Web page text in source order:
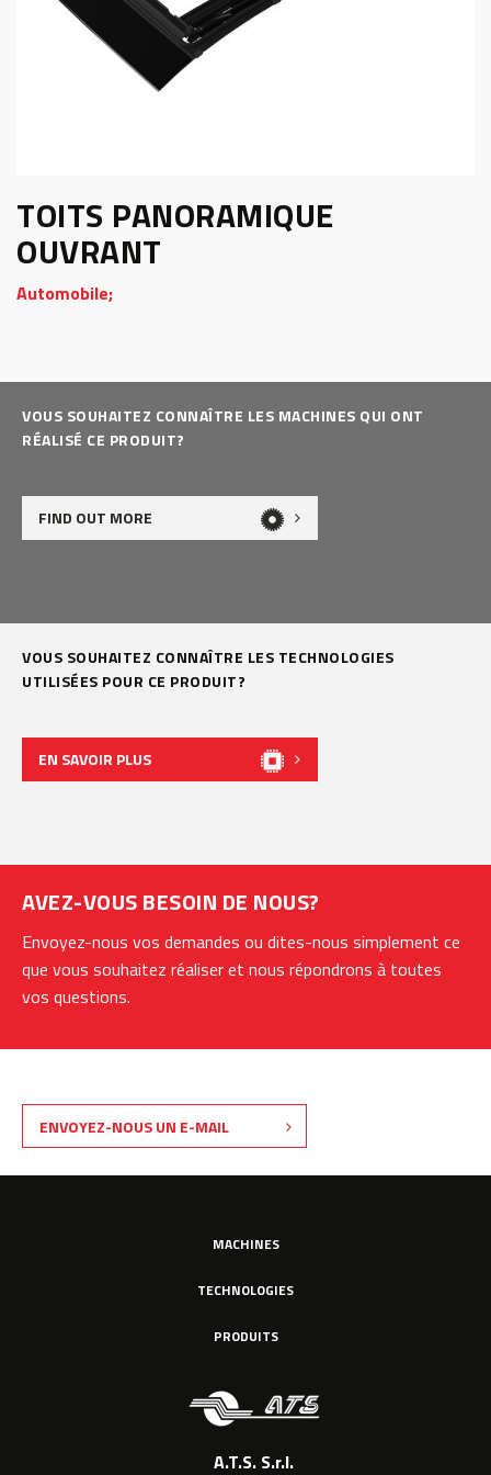
TOITS PANORAMIQUE
OUVRANT
Automobile;
VOUS SOUHAITEZ CONNAÎTRE LES MACHINES QUI ONT
RÉALISÉ CE PRODUIT?
FIND OUT MORE
VOUS SOUHAITEZ CONNAÎTRE LES TECHNOLOGIES
UTILISÉES POUR CE PRODUIT?
EN SAVOIR PLUS
AVEZ-VOUS BESOIN DE NOUS?
Envoyez-nous vos demandes ou dites-nous simplement ce
que vous souhaitez réaliser et nous répondrons à toutes
vos questions.
ENVOYEZ-NOUS UN E-MAIL
MACHINES
TECHNOLOGIES
PRODUITS
A.T.S. S.r.l.